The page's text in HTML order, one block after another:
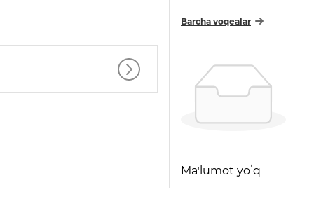
Barcha voqealar
Maʼlumot yoʻq